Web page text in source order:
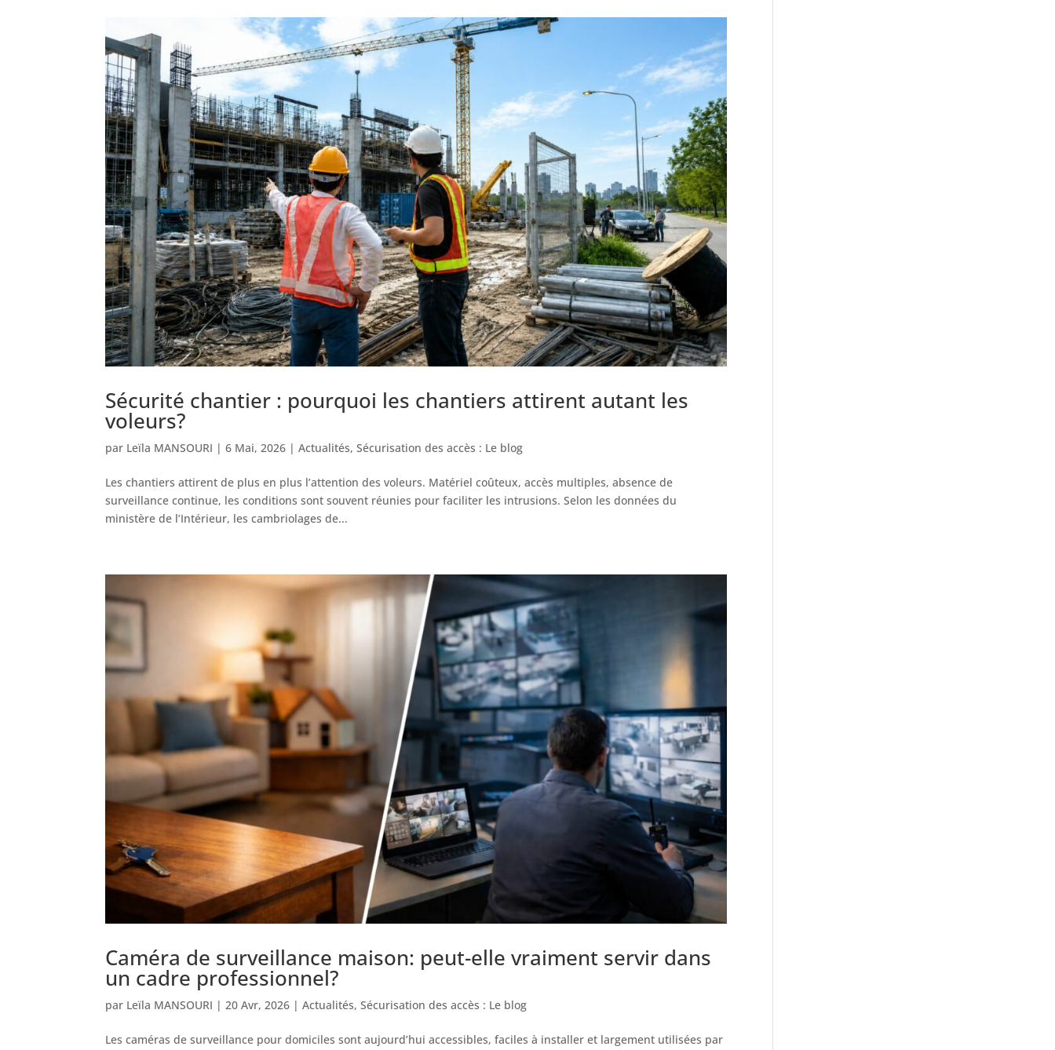
Sécurité chantier : pourquoi les chantiers attirent autant les
voleurs?
par Leïla MANSOURI |6 Mai, 2026 |Actualités,Sécurisation des accès : Le blog
Les chantiers attirent de plus en plus l’attention des voleurs. Matériel coûteux, accès multiples, absence de
surveillance continue, les conditions sont souvent réunies pour faciliter les intrusions. Selon les données du
ministère de l’Intérieur, les cambriolages de...
Caméra de surveillance maison: peut-elle vraiment servir dans
un cadre professionnel?
par Leïla MANSOURI |20 Avr, 2026 |Actualités,Sécurisation des accès : Le blog
Les caméras de surveillance pour domiciles sont aujourd’hui accessibles, faciles à installer et largement utilisées par